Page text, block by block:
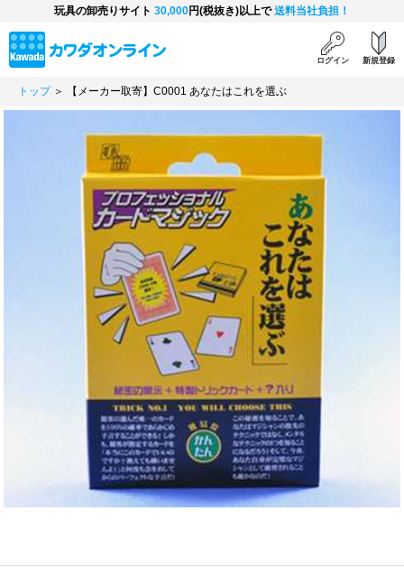
玩具の卸売りサイト 30,000円(税抜き)以上で送料当社負担！
ログイン 新規登録
トップ＞ 【メーカー取寄】C0001 あなたはこれを選ぶ